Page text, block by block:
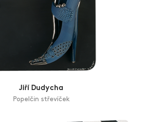
Jiří Dudycha
Popelčin střevíček